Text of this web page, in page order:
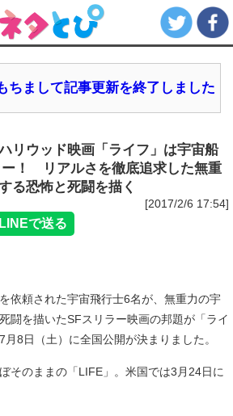
ちまして記事更新を終了しました
リウッド映画「ライフ」は宇宙船
ー！ リアルさを徹底追求した無重
る恐怖と死闘を描く
[2017/2/6 17:54]
依頼された宇宙飛行士6名が、無重力の宇
闘を描いたSFスリラー映画の邦題が「ライ
8日（土）に全国公開が決まりました。
そのままの「LIFE」。米国では3月24日に